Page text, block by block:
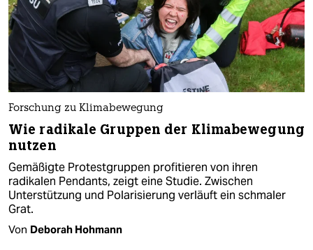
Forschung zu Klimabewegung
Wie radikale Gruppen der Klimabewegung
nutzen
Gemäßigte Protestgruppen profitieren von ihren
radikalen Pendants, zeigt eine Studie. Zwischen
Unterstützung und Polarisierung verläuft ein schmaler
Grat.
Von Deborah Hohmann